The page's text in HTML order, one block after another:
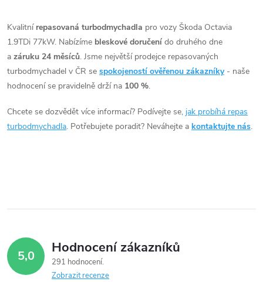
v
l
á
a
v
k
Kvalitní repasovaná turbodmychadla pro vozy Škoda Octavia
1.9TDi 77kW. Nabízíme bleskové doručení do druhého dne
a záruku 24 měsíců. Jsme největší prodejce repasovaných
turbodmychadel v ČR se spokojeností ověřenou zákazníky - naše
hodnocení se pravidelně drží na 100 %.
Chcete se dozvědět více informací? Podívejte se, jak probíhá repas
turbodmychadla. Potřebujete poradit? Neváhejte a kontaktujte nás.
5,0 Hodnocení zákazníků
291 hodnocení
Zobrazit recenze